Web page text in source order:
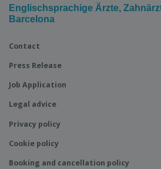
Englischsprachige Ärzte,
Barcelona
Contact
Press Release
Job Application
Legal advice
Privacy policy
Cookie policy
Booking and cancellation policy